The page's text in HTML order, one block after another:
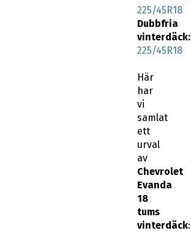
225/45R18
Dubbfria
vinterdäck:
225/45R18
Här
har
vi
samlat
ett
urval
av
Chevrolet
Evanda
18
tums
vinterdäck: